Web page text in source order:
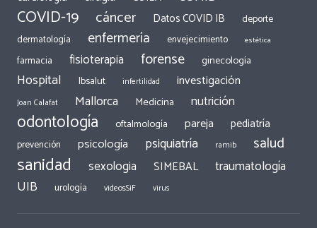
COVID-19 cáncer Datos COVID IB
deporte
dermatología
enfermería envejecimiento estética
farmacia fisioterapia forense ginecología
Hospital Ibsalut infertilidad investigación
Joan Calafat Mallorca Medicina nutrición
odontología oftalmología pareja pediatría
prevención psicología psiquiatría ramib salud
sanidad sexologia SIMEBAL traumatología
UIB urología videosSiF virus